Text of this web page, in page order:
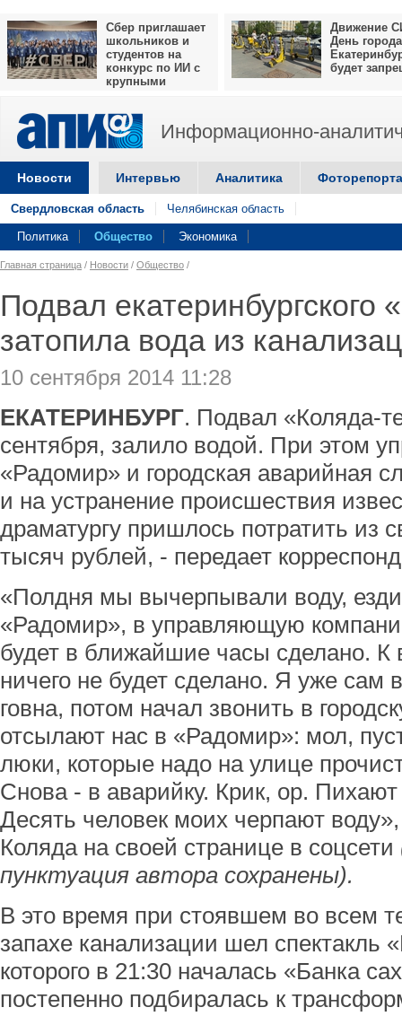
Сбер приглашает
школьников и
студентов на
конкурс по ИИ с
крупными
Движение
День города
будет
Информационно-
Новости Интервью Аналитика
Свердловская область Челябинская область
Политика Общество Экономика
Главная страница / Новости / Общество /
Подвал екатеринбургского
затопила вода из
10 сентября 2014 11:28
ЕКАТЕРИНБУРГ. Подвал «Коляда-
сентября, залило водой. При этом
«Радомир» и городская аварийная
и на устранение происшествия
драматургу пришлось потратить из
тысяч рублей, - передает
«Полдня мы вычерпывали воду,
«Радомир», в управляющую
будет в ближайшие часы сделано. К
ничего не будет сделано. Я уже сам
говна, потом начал звонить в
отсылают нас в «Радомир»: мол,
люки, которые надо на улице
Снова - в аварийку. Крик, ор. Пихают
Десять человек моих черпают
Коляда на своей странице в соцсети
пунктуация автора сохранены).
В это время при стоявшем во всем
запахе канализации шел спектакль
которого в 21:30 началась «Банка
постепенно подбиралась к